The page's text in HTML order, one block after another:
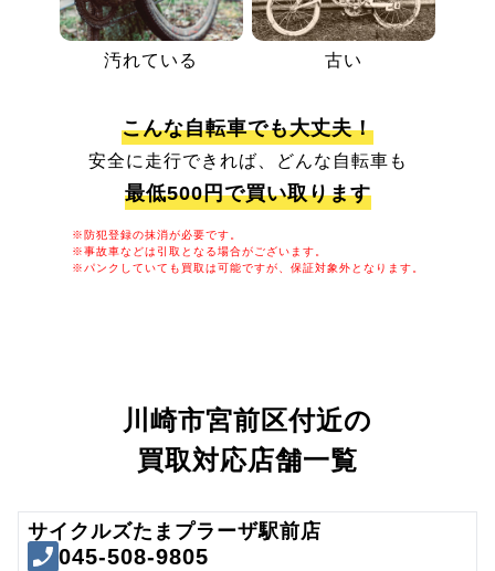
汚れている 古い
こんな自転車でも大丈夫！
安全に走行できれば、どんな自転車も
最低500円で買い取ります
※防犯登録の抹消が必要です。
※事故車などは引取となる場合がございます。
※パンクしていても買取は可能ですが、保証対象外となります。
川崎市宮前区付近の
買取対応店舗一覧
サイクルズたまプラーザ駅前店
045-508-9805